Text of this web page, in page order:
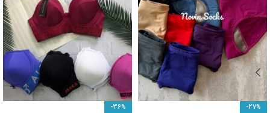
-27%
-36%